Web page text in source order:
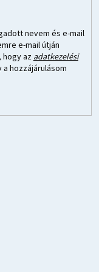
nevem és e-mail
e-mail útján
hogy azadatkezelési
hozzájárulásom